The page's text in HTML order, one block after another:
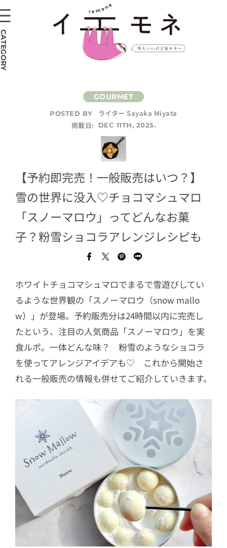
POSTED BY
ライター Sayaka Miyata
掲載日:
DEC 11TH, 2025.
【予約即完売！一般販売はいつ？】
雪の世界に没入♡チョコマシュマロ
「スノーマロウ」ってどんなお菓
子？粉雪ショコラアレンジレシピも
ホワイトチョコマシュマロでまるで雪遊びしてい
るような世界観の「スノーマロウ（snow mallo
w）」が登場。予約販売分は24時間以内に完売し
たという、注目の人気商品「スノーマロウ」を実
食ルポ。一体どんな味？ 粉雪のようなショコラ
を使ってアレンジアイデアも♡ これから開始さ
れる一般販売の情報も併せてご紹介していきます。